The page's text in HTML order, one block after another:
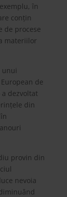
în
conțin
de procese
materiilor
unui
de
a dezvoltat
din
provin din
nevoia